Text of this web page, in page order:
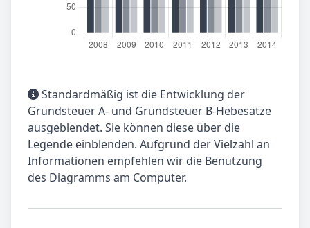
Standardmäßig ist die Entwicklung der
Grundsteuer A- und Grundsteuer B-Hebesätze
ausgeblendet. Sie können diese über die
Legende einblenden. Aufgrund der Vielzahl an
Informationen empfehlen wir die Benutzung
des Diagramms am Computer.